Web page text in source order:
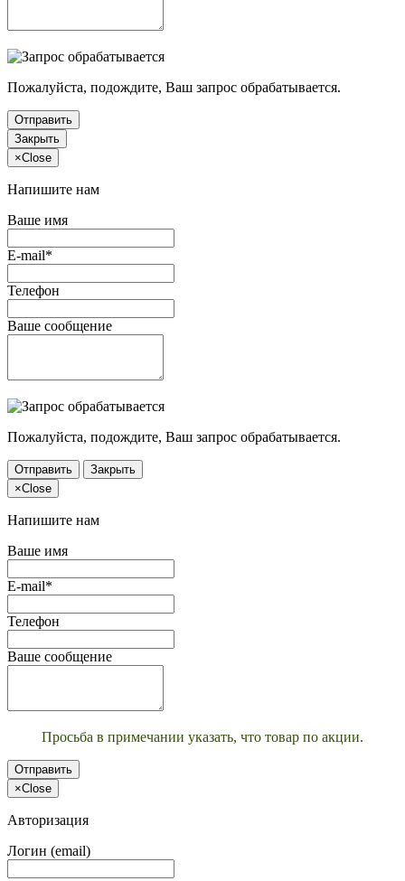
Пожалуйста, подождите, Ваш запрос обрабатывается.
Отправить
Закрыть
×Close
Напишите нам
Ваше имя
E-mail*
Телефон
Ваше сообщение
Пожалуйста, подождите, Ваш запрос обрабатывается.
Отправить
Закрыть
×Close
Напишите нам
Ваше имя
E-mail*
Телефон
Ваше сообщение
Просьба в примечании указать, что товар по акции.
Отправить
×Close
Авторизация
Логин (email)